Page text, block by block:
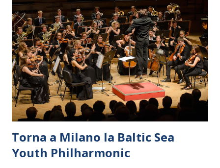
Torna a Milano la Baltic Sea
Youth Philharmonic